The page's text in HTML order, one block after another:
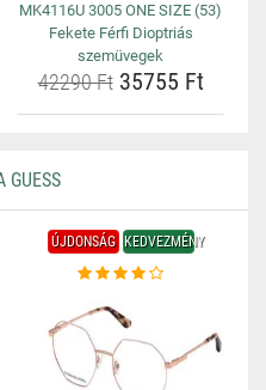
MK4116U 3005 ONE SIZE (53)
Fekete Férfi Dioptriás
szemüvegek
42290 Ft35755 Ft
GUESS
ÚJDONSÁG KEDVEZMÉNY